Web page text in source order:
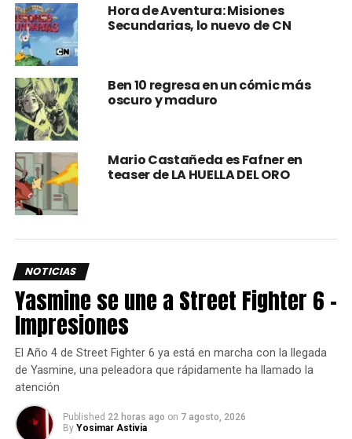
Samurai Jack:Battle Through Time
nuevo juego en el que, por lo visto, podremos revivir toda
otros nunca antes contados; todo mientras vamos
adquiriendo nuevos movimientos y dominando docenas
de armas.
Por el momento no hay más detalles, salvo que estará
disponible este mismo año enPlayStation 4, Xbox One,
Nintendo Switchy PC, y sólo podemos esperar que llegue
pronto y que sea tan bueno como se ve.
Fuente.
Hora de Aventura: Misiones
Secundarias, lo nuevo de CN
Ben 10 regresa en un cómic más
oscuro y maduro
Mario Castañeda es Fafner en
teaser de LA HUELLA DEL ORO
NOTICIAS
Yasmine se une a Street Fighter 6 –
Impresiones
El Año 4 de Street Fighter 6 ya está en marcha con la llegada
de Yasmine, una peleadora que rápidamente ha llamado la
atención
Published 22 horas ago on 7 agosto, 2026
By Yosimar Astivia